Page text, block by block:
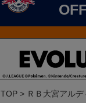
TOP ＲＢ大宮アルデ